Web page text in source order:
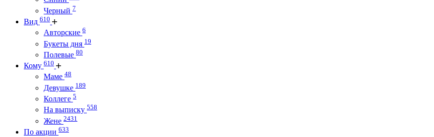
Черный 7
Вид 610
Авторские 6
Букеты дня 19
Полевые 80
Кому 610
Маме 48
Девушке 189
Коллеге 5
На выписку 558
Жене 2431
По акции 633